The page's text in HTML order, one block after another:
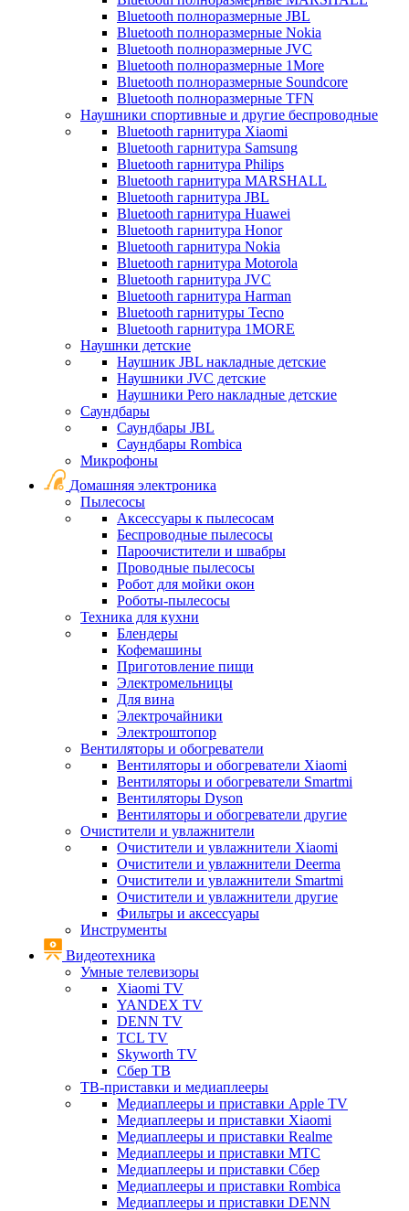
Bluetooth полноразмерные JBL
Bluetooth полноразмерные Nokia
Bluetooth полноразмерные JVC
Bluetooth полноразмерные 1More
Bluetooth полноразмерные Soundcore
Bluetooth полноразмерные TFN
Наушники спортивные и другие беспроводные
Bluetooth гарнитура Xiaomi
Bluetooth гарнитура Samsung
Bluetooth гарнитура Philips
Bluetooth гарнитура MARSHALL
Bluetooth гарнитура JBL
Bluetooth гарнитура Huawei
Bluetooth гарнитура Honor
Bluetooth гарнитура Nokia
Bluetooth гарнитура Motorola
Bluetooth гарнитура JVC
Bluetooth гарнитура Harman
Bluetooth гарнитуры Tecno
Bluetooth гарнитура 1MORE
Наушнки детские
Наушник JBL накладные детские
Наушники JVC детские
Наушники Pero накладные детские
Саундбары
Саундбары JBL
Саундбары Rombica
Микрофоны
Домашняя электроника
Пылесосы
Аксессуары к пылесосам
Беспроводные пылесосы
Пароочистители и швабры
Проводные пылесосы
Робот для мойки окон
Роботы-пылесосы
Техника для кухни
Блендеры
Кофемашины
Приготовление пищи
Электромельницы
Для вина
Электрочайники
Электроштопор
Вентиляторы и обогреватели
Вентиляторы и обогреватели Xiaomi
Вентиляторы и обогреватели Smartmi
Вентиляторы Dyson
Вентиляторы и обогреватели другие
Очистители и увлажнители
Очистители и увлажнители Xiaomi
Очистители и увлажнители Deerma
Очистители и увлажнители Smartmi
Очистители и увлажнители другие
Фильтры и аксессуары
Инструменты
Видеотехника
Умные телевизоры
Xiaomi TV
YANDEX TV
DENN TV
TCL TV
Skyworth TV
Сбер ТВ
ТВ-приставки и медиаплееры
Медиаплееры и приставки Apple TV
Медиаплееры и приставки Xiaomi
Медиаплееры и приставки Realme
Медиаплееры и приставки МТС
Медиаплееры и приставки Сбер
Медиаплееры и приставки Rombica
Медиаплееры и приставки DENN